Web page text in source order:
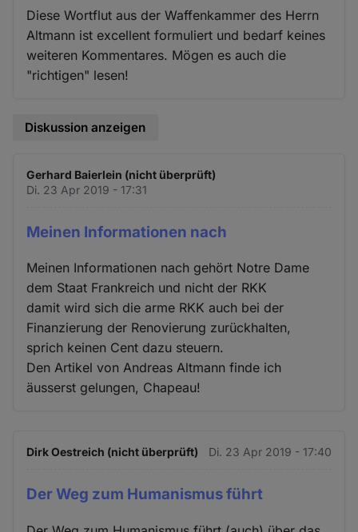
Diese Wortflut aus der Waffenkammer des Herrn
Altmann ist excellent formuliert und bedarf keines
weiteren Kommentares. Mögen es auch die
"richtigen" lesen!
Diskussion anzeigen
Gerhard Baierlein (nicht überprüft)
Di. 23 Apr 2019 - 17:31
Meinen Informationen nach
Meinen Informationen nach gehört Notre Dame
dem Staat Frankreich und nicht der RKK
damit wird sich die arme RKK auch bei der
Finanzierung der Renovierung zurückhalten,
sprich keinen Cent dazu steuern.
Den Artikel von Andreas Altmann finde ich
äusserst gelungen, Chapeau!
Dirk Oestreich (nicht überprüft) Di. 23 Apr 2019 - 17:40
Der Weg zum Humanismus führt